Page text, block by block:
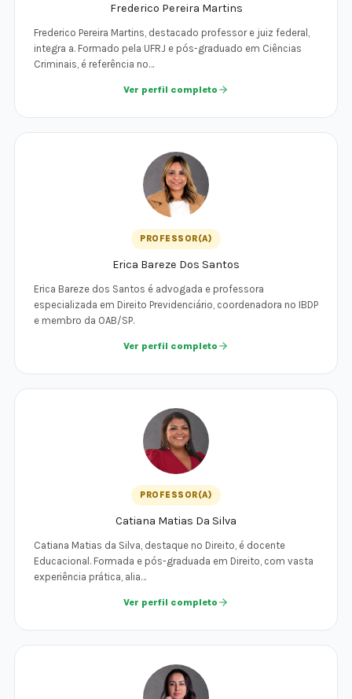
Frederico Pereira Martins
Frederico Pereira Martins, destacado professor e juiz federal,
integra a. Formado pela UFRJ e pós-graduado em Ciências
Criminais, é referência no…
Ver perfil completo
PROFESSOR(A)
Erica Bareze Dos Santos
Erica Bareze dos Santos é advogada e professora
especializada em Direito Previdenciário, coordenadora no IBDP
e membro da OAB/SP.
Ver perfil completo
PROFESSOR(A)
Catiana Matias Da Silva
Catiana Matias da Silva, destaque no Direito, é docente
Educacional. Formada e pós-graduada em Direito, com vasta
experiência prática, alia…
Ver perfil completo